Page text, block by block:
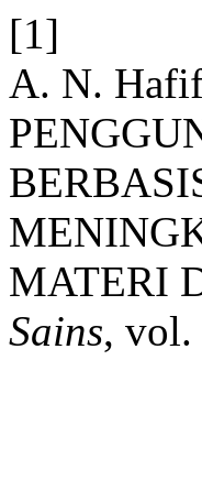
[1]
A. N.
MATERI
Sains, vol.